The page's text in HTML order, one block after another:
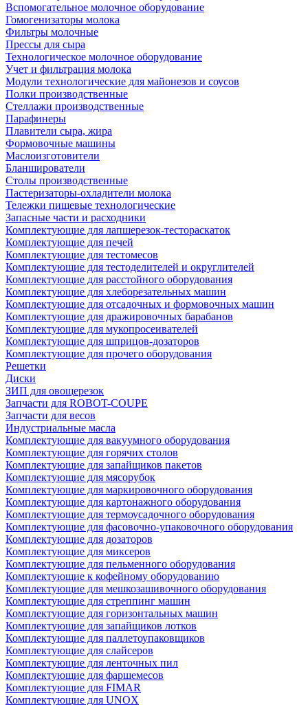
Вспомогательное молочное оборудование
Гомогенизаторы молока
Фильтры молочные
Прессы для сыра
Технологическое молочное оборудование
Учет и фильтрация молока
Модули технологические для майонезов и соусов
Полки производственные
Стеллажи производственные
Парафинеры
Плавители сыра, жира
Формовочные машины
Маслоизготовители
Бланширователи
Столы производственные
Пастеризаторы-охладители молока
Тележки пищевые технологические
Запасные части и расходники
Комплектующие для лапшерезок-тестораскаток
Комплектующие для печей
Комплектующие для тестомесов
Комплектующие для тестоделителей и округлителей
Комплектующие для расстойного оборудования
Комплектующие для хлеборезательных машин
Комплектующие для отсадочных и формовочных машин
Комплектующие для дражировочных барабанов
Комплектующие для мукопросеивателей
Комплектующие для шприцов-дозаторов
Комплектующие для прочего оборудования
Решетки
Диски
ЗИП для овощерезок
Запчасти для ROBOT-COUPE
Запчасти для весов
Индустриальные масла
Комплектующие для вакуумного оборудования
Комплектующие для горячих столов
Комплектующие для запайщиков пакетов
Комплектующие для мясорубок
Комплектующие для маркировочного оборудования
Комплектующие для картонажного оборудования
Комплектующие для термоусадочного оборудования
Комплектующие для фасовочно-упаковочного оборудования
Комплектующие для дозаторов
Комплектующие для миксеров
Комплектующие для пельменного оборудования
Комплектующие к кофейному оборудованию
Комплектующие для мешкозашивочного оборудования
Комплектующие для стреппинг машин
Комплектующие для горизонтальных машин
Комплектующие для запайщиков лотков
Комплектующие для паллетоупаковщиков
Комплектующие для слайсеров
Комплектующие для ленточных пил
Комплектующие для фаршемесов
Комплектующие для FIMAR
Комплектующие для UNOX